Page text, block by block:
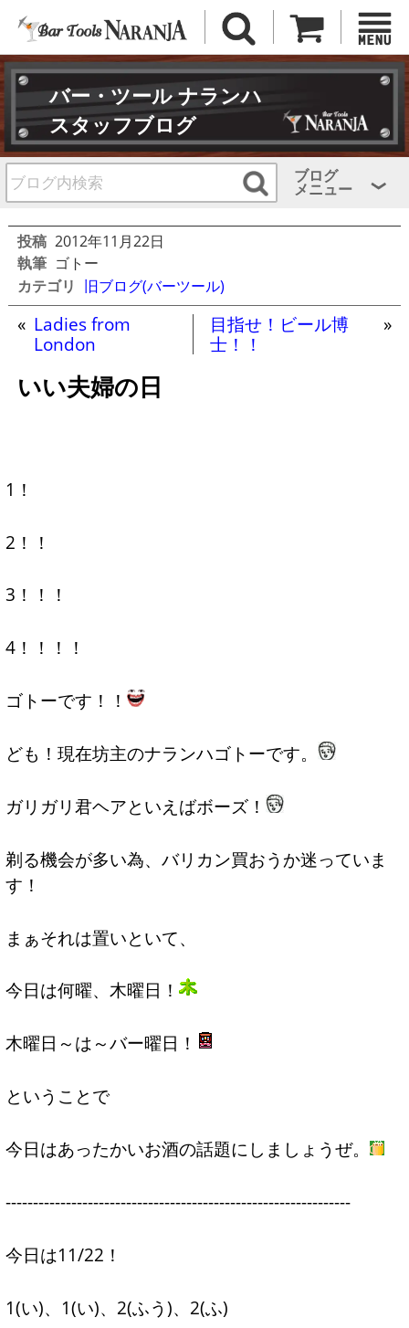
バー・ツール ナランハ
スタッフブログ
ブログ
メニュー
投稿 2012年11月22日
執筆 ゴトー
カテゴリ 旧ブログ(バーツール)
« Ladies from
London
目指せ！ビール博
士！！
»
いい夫婦の日
1！
2！！
3！！！
4！！！！
ゴトーです！！
ども！現在坊主のナランハゴトーです。
ガリガリ君ヘアといえばボーズ！
剃る機会が多い為、バリカン買おうか迷っていま
す！
まぁそれは置いといて、
今日は何曜、木曜日！
木曜日～は～バー曜日！
ということで
今日はあったかいお酒の話題にしましょうぜ。
---------------------------------------------------------------
今日は11/22！
1(い)、1(い)、2(ふう)、2(ふ)